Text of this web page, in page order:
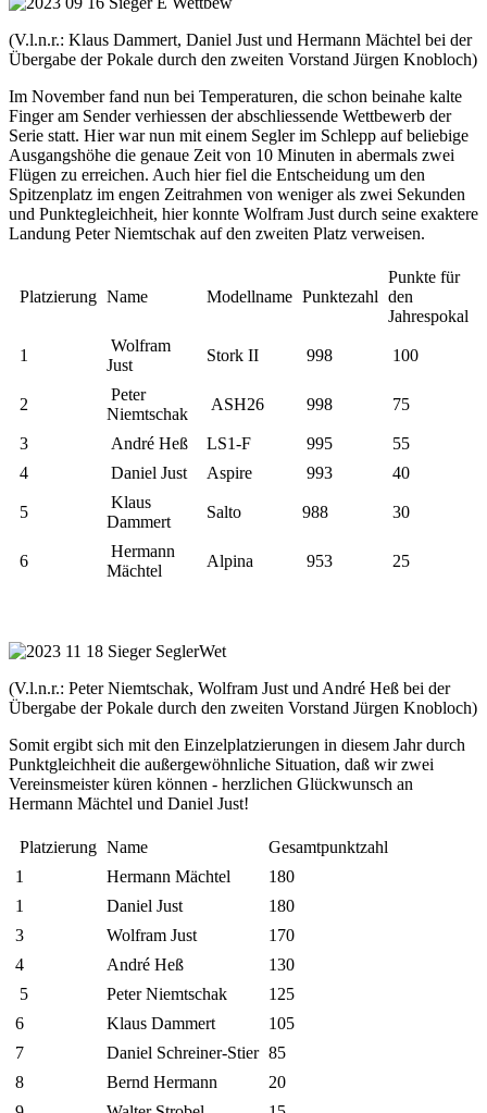
(V.l.n.r.: Klaus Dammert, Daniel Just und Hermann Mächtel bei der
Übergabe der Pokale durch den zweiten Vorstand Jürgen Knobloch)
Im November fand nun bei Temperaturen, die schon beinahe kalte
Finger am Sender verhiessen der abschliessende Wettbewerb der
Serie statt. Hier war nun mit einem Segler im Schlepp auf beliebige
Ausgangshöhe die genaue Zeit von 10 Minuten in abermals zwei
Flügen zu erreichen. Auch hier fiel die Entscheidung um den
Spitzenplatz im engen Zeitrahmen von weniger als zwei Sekunden
und Punktegleichheit, hier konnte Wolfram Just durch seine exaktere
Landung Peter Niemtschak auf den zweiten Platz verweisen.
Platzierung Name Modellname Punktezahl
Punkte für
den
Jahrespokal
1
Wolfram
Just
Stork II 998 100
2
Peter
Niemtschak
ASH26 998 75
3 André Heß LS1-F 995
55
4
Daniel Just Aspire 993 40
5
Klaus
Dammert
Salto 988 30
6
Hermann
Mächtel
Alpina 953 25
(V.l.n.r.: Peter Niemtschak, Wolfram Just und André Heß bei der
Übergabe der Pokale durch den zweiten Vorstand Jürgen Knobloch)
Somit ergibt sich mit den Einzelplatzierungen in diesem Jahr durch
Punktgleichheit die außergewöhnliche Situation, daß wir zwei
Vereinsmeister küren können - herzlichen Glückwunsch an
Hermann Mächtel und Daniel Just!
Platzierung Name
Gesamtpunktzahl
1
Hermann Mächtel
180
1
Daniel Just
180
3
Wolfram Just
170
4
André Heß
130
5
Peter Niemtschak
125
6
Klaus Dammert
105
7
Daniel Schreiner-Stier 85
8
Bernd Hermann
20